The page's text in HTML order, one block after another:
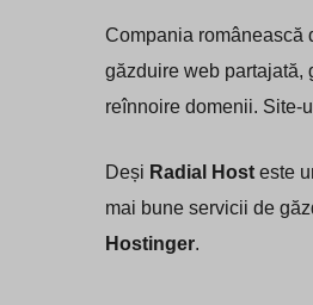
Compania românească
găzduire web partajată,
reînnoire domenii. Site-
Deși Radial Host este
mai bune servicii de
Hostinger.